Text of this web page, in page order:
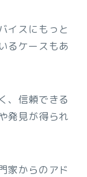
イスにもっと
るケースもあ
、信頼できる
発見が得られ
家からのアド